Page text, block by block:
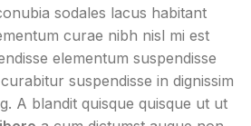
sodales lacus habitant
curae nibh nisl mi est
elementum suspendisse
suspendisse in dignissim
A blandit quisque quisque ut ut